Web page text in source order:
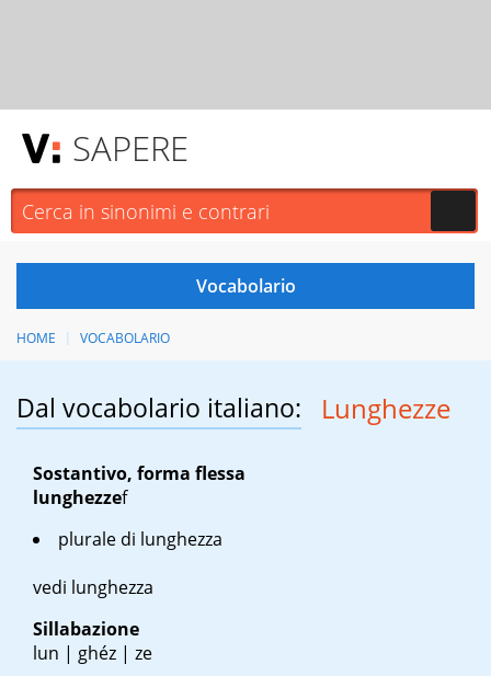
SAPERE
HOME VOCABOLARIO
Dal vocabolario italiano: Lunghezze
Sostantivo, forma flessa
lunghezzef
plurale di lunghezza
vedi lunghezza
Sillabazione
lun | ghéz | ze